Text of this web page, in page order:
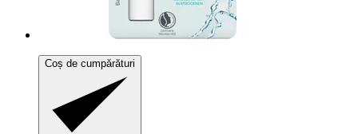
Coș de cumpărături